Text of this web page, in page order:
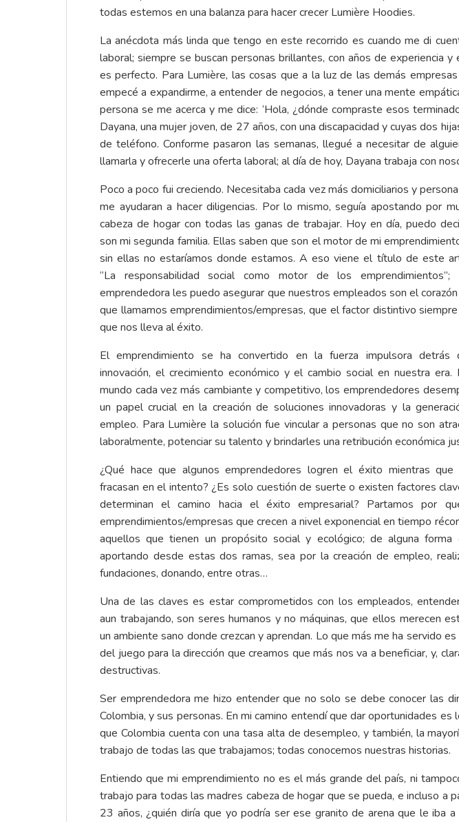
todas estemos en una balanza para hacer crecer Lumière Hoodies.
La anécdota más linda que tengo en este recorrido es cuando me di
laboral; siempre se buscan personas brillantes, con años de experiencia
es perfecto. Para Lumière, las cosas que a la luz de las demás
empecé a expandirme, a entender de negocios, a tener una mente
persona se me acerca y me dice: ‘Hola, ¿dónde compraste esos
Dayana, una mujer joven, de 27 años, con una discapacidad y cuyas dos
de teléfono. Conforme pasaron las semanas, llegué a necesitar de
llamarla y ofrecerle una oferta laboral; al día de hoy, Dayana trabaja con
Poco a poco fui creciendo. Necesitaba cada vez más domiciliarios y
me ayudaran a hacer diligencias. Por lo mismo, seguía apostando por
cabeza de hogar con todas las ganas de trabajar. Hoy en día, puedo
son mi segunda familia. Ellas saben que son el motor de mi
sin ellas no estaríamos donde estamos. A eso viene el título de este
“La responsabilidad social como motor de los emprendimientos”;
emprendedora les puedo asegurar que nuestros empleados son el
que llamamos emprendimientos/empresas, que el factor distintivo
que nos lleva al éxito.
El emprendimiento se ha convertido en la fuerza impulsora detrás
innovación, el crecimiento económico y el cambio social en nuestra era.
mundo cada vez más cambiante y competitivo, los emprendedores
un papel crucial en la creación de soluciones innovadoras y la
empleo. Para Lumière la solución fue vincular a personas que no son
laboralmente, potenciar su talento y brindarles una retribución económica
¿Qué hace que algunos emprendedores logren el éxito mientras que
fracasan en el intento? ¿Es solo cuestión de suerte o existen factores
determinan el camino hacia el éxito empresarial? Partamos por
emprendimientos/empresas que crecen a nivel exponencial en tiempo
aquellos que tienen un propósito social y ecológico; de alguna forma
aportando desde estas dos ramas, sea por la creación de empleo,
fundaciones, donando, entre otras…
Una de las claves es estar comprometidos con los empleados,
aun trabajando, son seres humanos y no máquinas, que ellos merecen
un ambiente sano donde crezcan y aprendan. Lo que más me ha servido
del juego para la dirección que creamos que más nos va a beneficiar, y,
destructivas.
Ser emprendedora me hizo entender que no solo se debe conocer las
Colombia, y sus personas. En mi camino entendí que dar oportunidades
que Colombia cuenta con una tasa alta de desempleo, y también, la
trabajo de todas las que trabajamos; todas conocemos nuestras historias.
Entiendo que mi emprendimiento no es el más grande del país, ni
trabajo para todas las madres cabeza de hogar que se pueda, e incluso a
23 años, ¿quién diría que yo podría ser ese granito de arena que le iba